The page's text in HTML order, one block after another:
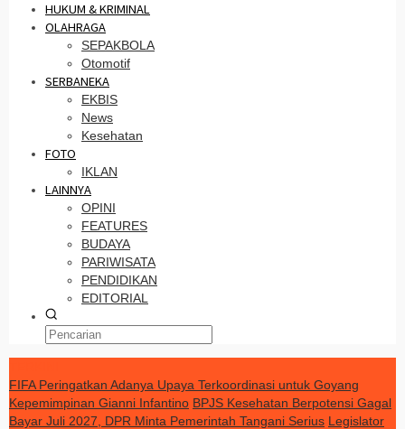
HUKUM & KRIMINAL
OLAHRAGA
SEPAKBOLA
Otomotif
SERBANEKA
EKBIS
News
Kesehatan
FOTO
IKLAN
LAINNYA
OPINI
FEATURES
BUDAYA
PARIWISATA
PENDIDIKAN
EDITORIAL
FIFA Peringatkan Adanya Upaya Terkoordinasi untuk Goyang
Kepemimpinan Gianni Infantino BPJS Kesehatan Berpotensi Gagal
Bayar Juli 2027, DPR Minta Pemerintah Tangani Serius Legislator